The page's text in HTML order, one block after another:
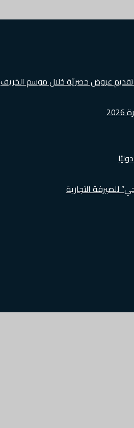
تقديم عروض حصريّة خلال موسم الخريف
للصيرفة التجارية